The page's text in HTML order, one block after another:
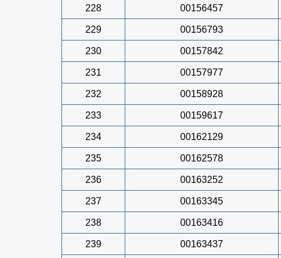
228 00156457
229 00156793
230 00157842
231 00157977
232 00158928
233 00159617
234 00162129
235 00162578
236 00163252
237 00163345
238 00163416
239 00163437